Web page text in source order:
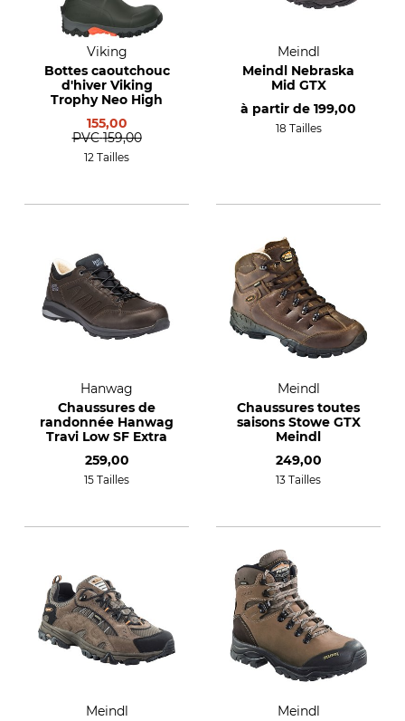
Viking
Bottes caoutchouc
d'hiver Viking
Trophy Neo High
155,00
PVC 159,00
12 Tailles
Meindl
Meindl Nebraska
Mid GTX
à partir de 199,00
18 Tailles
Hanwag
Chaussures de
randonnée Hanwag
Travi Low SF Extra
259,00
15 Tailles
Meindl
Chaussures toutes
saisons Stowe GTX
Meindl
249,00
13 Tailles
Meindl
Meindl